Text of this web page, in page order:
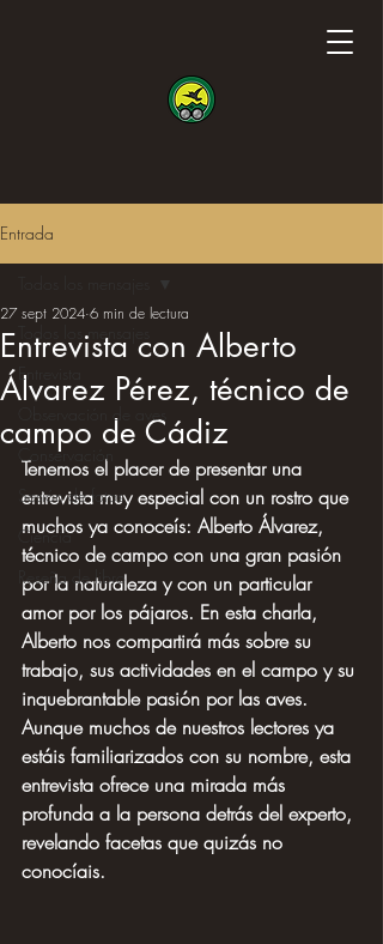
Entrada
Todos los mensajes
Entrevista
Observación de aves
Conservación
Sesión de fotos
Ciencia
Reseña de libro
Entrevista con Alberto
Álvarez Pérez, técnico de
campo de Cádiz
27 sept 2024 6 min de lectura
Tenemos el placer de presentar una
entrevista muy especial con un rostro que
muchos ya conoceís: Alberto Álvarez,
técnico de campo con una gran pasión
por la naturaleza y con un particular
amor por los pájaros. En esta charla,
Alberto nos compartirá más sobre su
trabajo, sus actividades en el campo y su
inquebrantable pasión por las aves.
Aunque muchos de nuestros lectores ya
estáis familiarizados con su nombre, esta
entrevista ofrece una mirada más
profunda a la persona detrás del experto,
revelando facetas que quizás no
conocíais.